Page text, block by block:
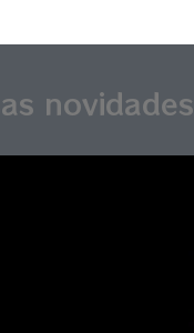
novidades